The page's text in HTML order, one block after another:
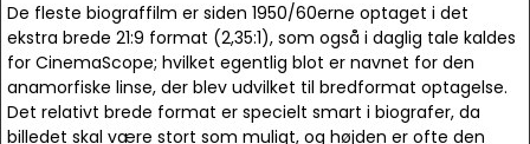
De fleste biograffilm er siden 1950/60erne optaget i det
ekstra brede 21:9 format (2,35:1), som også i daglig tale kaldes
for CinemaScope; hvilket egentlig blot er navnet for den
anamorfiske linse, der blev udvilket til bredformat optagelse.
Det relativt brede format er specielt smart i biografer, da
billedet skal være stort som muligt, og højden er ofte den